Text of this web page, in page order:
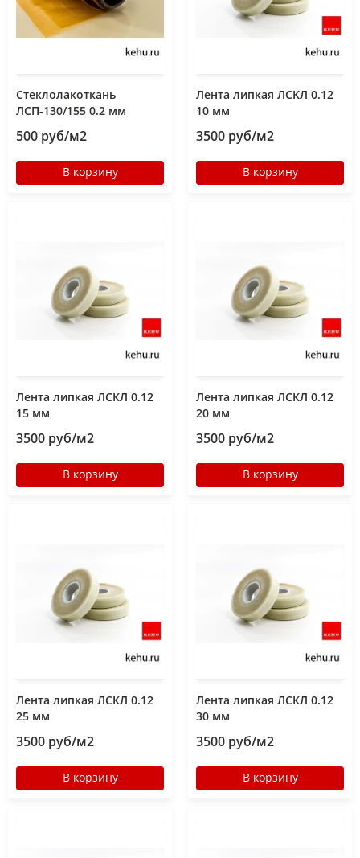
Стеклолакоткань
ЛСП-130/155 0.2 мм
500 руб/м2
В корзину
Лента липкая ЛСКЛ 0.12
10 мм
3500 руб/м2
В корзину
Лента липкая ЛСКЛ 0.12
15 мм
3500 руб/м2
В корзину
Лента липкая ЛСКЛ 0.12
20 мм
3500 руб/м2
В корзину
Лента липкая ЛСКЛ 0.12
25 мм
3500 руб/м2
В корзину
Лента липкая ЛСКЛ 0.12
30 мм
3500 руб/м2
В корзину